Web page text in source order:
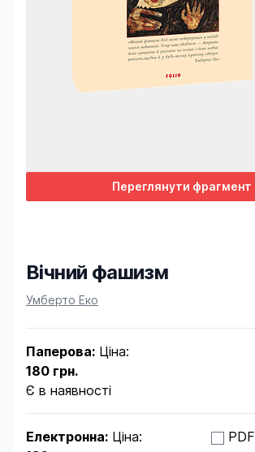
Переглянути фрагмент
Вічний фашизм
Product information
Умберто Еко
Паперова: Ціна:
180 грн.
Є в наявності
Електронна: Ціна:
PDF